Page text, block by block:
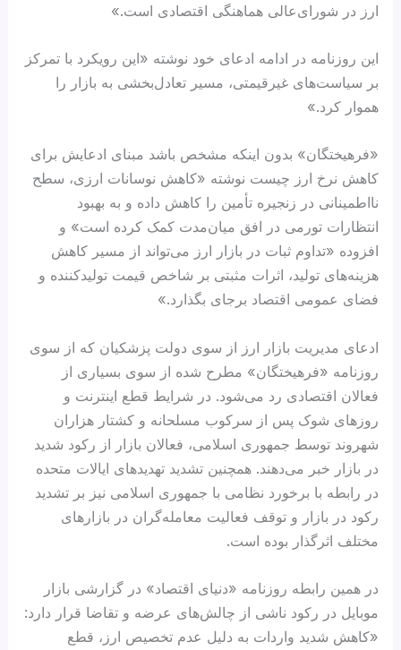
ارز در شورای‌عالی هماهنگی اقتصادی است.»
این روزنامه در ادامه ادعای خود نوشته «این رویکرد با تمرکز
بر سیاست‌های غیرقیمتی، مسیر تعادل‌بخشی به بازار را
هموار کرد.»
«فرهیختگان» بدون اینکه مشخص باشد مبنای ادعایش برای
کاهش نرخ ارز چیست نوشته «کاهش نوسانات ارزی، سطح
نااطمینانی در زنجیره تأمین را کاهش داده و به بهبود
انتظارات تورمی در افق میان‌مدت کمک کرده است» و
افزوده «تداوم ثبات در بازار ارز می‌تواند از مسیر کاهش
هزینه‌های تولید، اثرات مثبتی بر شاخص قیمت تولیدکننده و
فضای عمومی اقتصاد برجای بگذارد.»
ادعای مدیریت بازار ارز از سوی دولت پزشکیان که از سوی
روزنامه «فرهیختگان» مطرح شده از سوی بسیاری از
فعالان اقتصادی رد می‌شود. در شرایط قطع اینترنت و
روزهای شوک پس از سرکوب مسلحانه و کشتار هزاران
شهروند توسط جمهوری اسلامی، فعالان بازار از رکود شدید
در بازار خبر می‌دهند. همچنین تشدید تهدیدهای ایالات متحده
در رابطه با برخورد نظامی با جمهوری اسلامی نیز بر تشدید
رکود در بازار و توقف فعالیت معامله‌گران در بازارهای
مختلف اثرگذار بوده است.
در همین رابطه روزنامه «دنیای اقتصاد» در گزارشی بازار
موبایل در رکود ناشی از چالش‌های عرضه و تقاضا قرار دارد:
«کاهش شدید واردات به دلیل عدم تخصیص ارز، قطع